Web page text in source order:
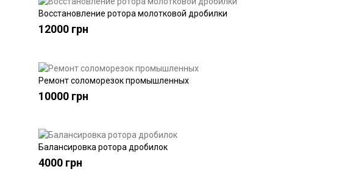
Восстановление ротора молотковой дробилки
12000 грн
Ремонт соломорезок промышленных
10000 грн
Балансировка ротора дробилок
4000 грн